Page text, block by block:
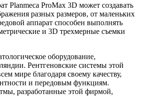
Planmeca ProMax 3D может создавать
разных размеров, от маленьких
аппарат способен выполнять
и 3D трехмерные съемки
оборудование,
Рентгеновские системы этой
мире благодаря своему качеству,
и передовым функциям.
разработанные этой фирмой,